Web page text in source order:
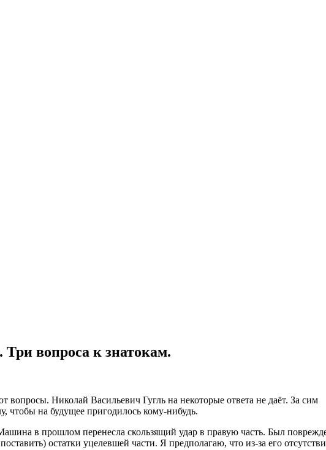
Три вопроса к знатокам.
вопросы. Николай Васильевич Гугль на некоторые ответа не даёт. За сим
чтобы на будущее пригодилось кому-нибудь.
в прошлом перенесла скользящий удар в правую часть. Был
остатки уцелевшей части. Я предполагаю, что из-за его